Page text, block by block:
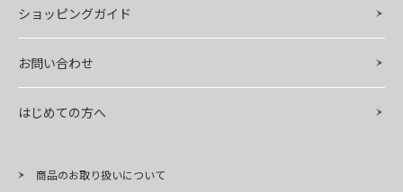
ショッピングガイド
お問い合わせ
はじめての方へ
商品のお取り扱いについて